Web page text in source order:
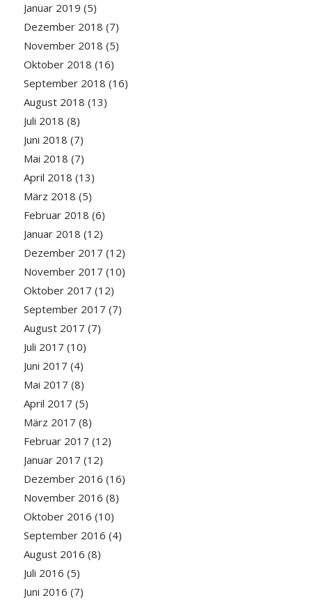
Januar 2019 (5)
Dezember 2018 (7)
November 2018 (5)
Oktober 2018 (16)
September 2018 (16)
August 2018 (13)
Juli 2018 (8)
Juni 2018 (7)
Mai 2018 (7)
April 2018 (13)
März 2018 (5)
Februar 2018 (6)
Januar 2018 (12)
Dezember 2017 (12)
November 2017 (10)
Oktober 2017 (12)
September 2017 (7)
August 2017 (7)
Juli 2017 (10)
Juni 2017 (4)
Mai 2017 (8)
April 2017 (5)
März 2017 (8)
Februar 2017 (12)
Januar 2017 (12)
Dezember 2016 (16)
November 2016 (8)
Oktober 2016 (10)
September 2016 (4)
August 2016 (8)
Juli 2016 (5)
Juni 2016 (7)